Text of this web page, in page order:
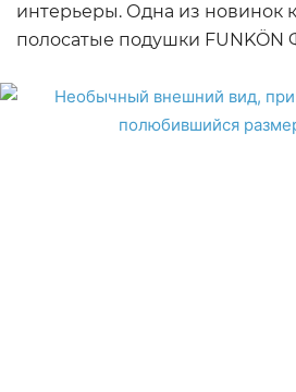
интерьеры. Одна из новинок
полосатые подушки